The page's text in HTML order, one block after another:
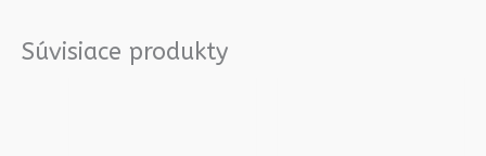
Súvisiace produkty